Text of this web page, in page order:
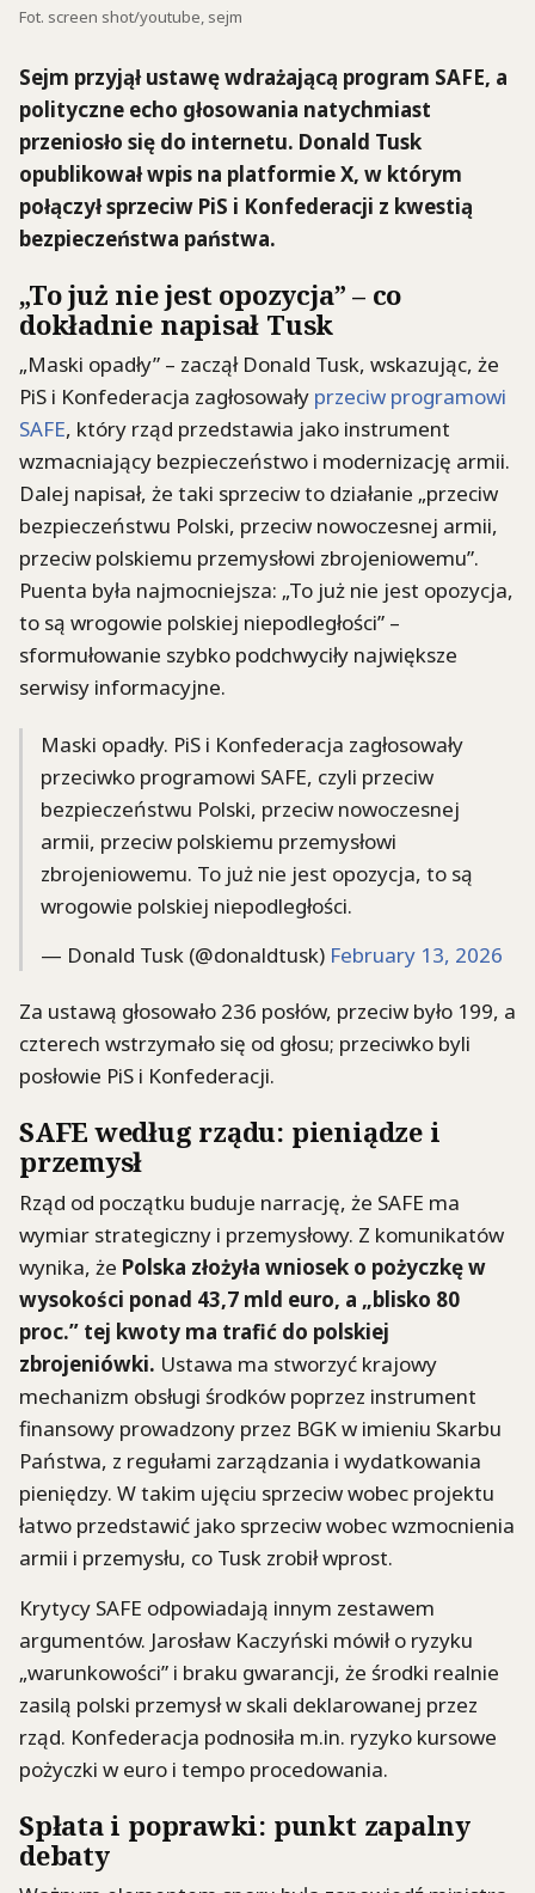
Fot. screen shot/youtube, sejm
Sejm przyjął ustawę wdrażającą program SAFE, a
polityczne echo głosowania natychmiast
przeniosło się do internetu. Donald Tusk
opublikował wpis na platformie X, w którym
połączył sprzeciw PiS i Konfederacji z kwestią
bezpieczeństwa państwa.
„To już nie jest opozycja” – co
dokładnie napisał Tusk
„Maski opadły” – zaczął Donald Tusk, wskazując, że
PiS i Konfederacja zagłosowały przeciw programowi
SAFE, który rząd przedstawia jako instrument
wzmacniający bezpieczeństwo i modernizację armii.
Dalej napisał, że taki sprzeciw to działanie „przeciw
bezpieczeństwu Polski, przeciw nowoczesnej armii,
przeciw polskiemu przemysłowi zbrojeniowemu”.
Puenta była najmocniejsza: „To już nie jest opozycja,
to są wrogowie polskiej niepodległości” –
sformułowanie szybko podchwyciły największe
serwisy informacyjne.
Maski opadły. PiS i Konfederacja zagłosowały
przeciwko programowi SAFE, czyli przeciw
bezpieczeństwu Polski, przeciw nowoczesnej
armii, przeciw polskiemu przemysłowi
zbrojeniowemu. To już nie jest opozycja, to są
wrogowie polskiej niepodległości.
— Donald Tusk (@donaldtusk) February 13, 2026
Za ustawą głosowało 236 posłów, przeciw było 199, a
czterech wstrzymało się od głosu; przeciwko byli
posłowie PiS i Konfederacji.
SAFE według rządu: pieniądze i
przemysł
Rząd od początku buduje narrację, że SAFE ma
wymiar strategiczny i przemysłowy. Z komunikatów
wynika, że Polska złożyła wniosek o pożyczkę w
wysokości ponad 43,7 mld euro, a „blisko 80
proc.” tej kwoty ma trafić do polskiej
zbrojeniówki. Ustawa ma stworzyć krajowy
mechanizm obsługi środków poprzez instrument
finansowy prowadzony przez BGK w imieniu Skarbu
Państwa, z regułami zarządzania i wydatkowania
pieniędzy. W takim ujęciu sprzeciw wobec projektu
łatwo przedstawić jako sprzeciw wobec wzmocnienia
armii i przemysłu, co Tusk zrobił wprost.
Krytycy SAFE odpowiadają innym zestawem
argumentów. Jarosław Kaczyński mówił o ryzyku
„warunkowości” i braku gwarancji, że środki realnie
zasilą polski przemysł w skali deklarowanej przez
rząd. Konfederacja podnosiła m.in. ryzyko kursowe
pożyczki w euro i tempo procedowania.
Spłata i poprawki: punkt zapalny
debaty